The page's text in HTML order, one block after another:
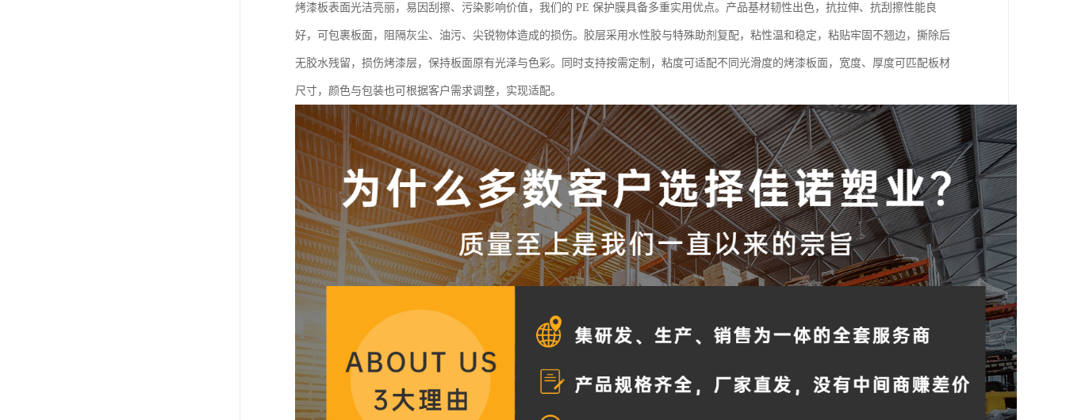
烤漆板表面光洁亮丽，易因刮擦、污染影响价值，我们的 PE 保护膜具备多重实用优点。产品基材韧性出色，抗拉伸、抗刮擦性能良
好，可包裹板面，阻隔灰尘、油污、尖锐物体造成的损伤。胶层采用水性胶与特殊助剂复配，粘性温和稳定，粘贴牢固不翘边，撕除后
无胶水残留，损伤烤漆层，保持板面原有光泽与色彩。同时支持按需定制，粘度可适配不同光滑度的烤漆板面，宽度、厚度可匹配板材
尺寸，颜色与包装也可根据客户需求调整，实现适配。